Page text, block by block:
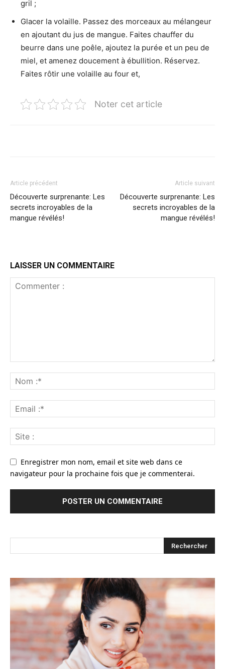
gril ;
Glacer la volaille. Passez des morceaux au mélangeur
en ajoutant du jus de mangue. Faites chauffer du
beurre dans une poêle, ajoutez la purée et un peu de
miel, et amenez doucement à ébullition. Réservez.
Faites rôtir une volaille au four et,
Noter cet article
Article précédent
Découverte surprenante: Les
secrets incroyables de la
mangue révélés!
Article suivant
Découverte surprenante: Les
secrets incroyables de la
mangue révélés!
LAISSER UN COMMENTAIRE
Enregistrer mon nom, email et site web dans ce
navigateur pour la prochaine fois que je commenterai.